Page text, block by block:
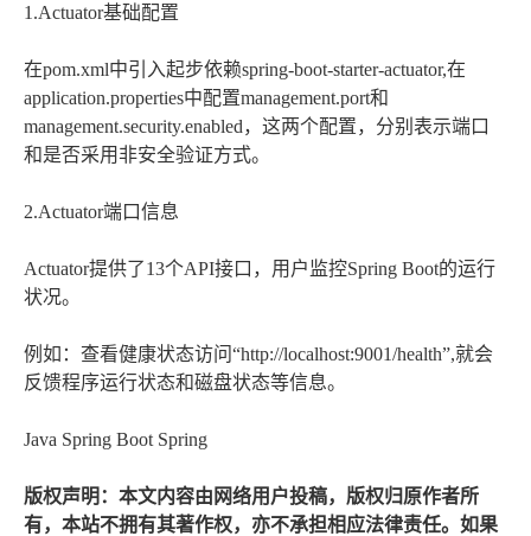
1.Actuator基础配置
在pom.xml中引入起步依赖spring-boot-starter-actuator,在
application.properties中配置management.port和
management.security.enabled，这两个配置，分别表示端口
和是否采用非安全验证方式。
2.Actuator端口信息
Actuator提供了13个API接口，用户监控Spring Boot的运行
状况。
例如：查看健康状态访问“http://localhost:9001/health”,就会
反馈程序运行状态和磁盘状态等信息。
Java Spring Boot Spring
版权声明：本文内容由网络用户投稿，版权归原作者所
有，本站不拥有其著作权，亦不承担相应法律责任。如果